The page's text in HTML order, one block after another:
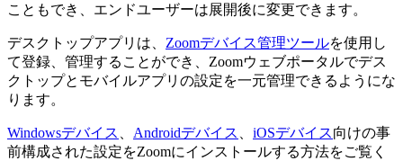
こともでき、エンドユーザーは展開後に変更できます。
デスクトップアプリは、 Zoomデバイス管理ツールを使用し
て登録、管理することができ、Zoomウェブポータルでデス
クトップとモバイルアプリの設定を一元管理できるようにな
ります。
Windowsデバイス 、 Androidデバイス 、 iOSデバイス向けの事
前構成された設定をZoomにインストールする方法をご覧く